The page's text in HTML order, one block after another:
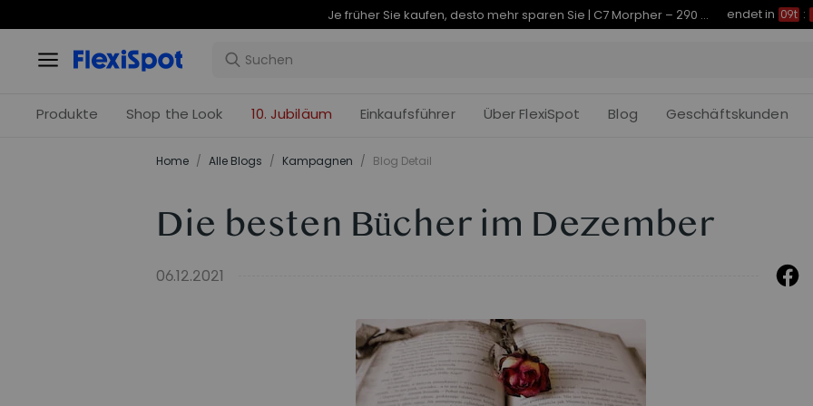
Je früher Sie kaufen, desto mehr sparen Sie | C7 Morpher – 290 € Rabatt endet in 09t :
Produkte Shop the Look 10. Jubiläum Einkaufsführer Über FlexiSpot Blog Geschäftskunden
Home / Alle Blogs / Kampagnen / Blog Detail
Die besten Bücher im Dezember
06.12.2021